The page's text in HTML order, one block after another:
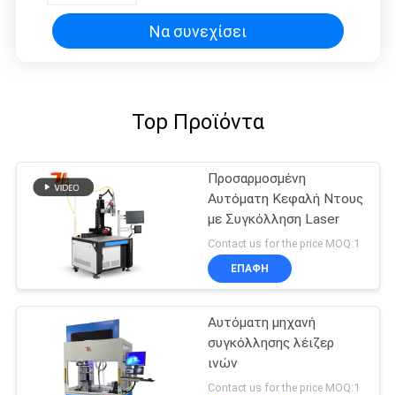
Να συνεχίσει
Top Προϊόντα
Προσαρμοσμένη
Αυτόματη Κεφαλή Ντους
με Συγκόλληση Laser
Contact us for the price MOQ:1
ΕΠΑΦΉ
Αυτόματη μηχανή
συγκόλλησης λέιζερ
ινών
Contact us for the price MOQ:1